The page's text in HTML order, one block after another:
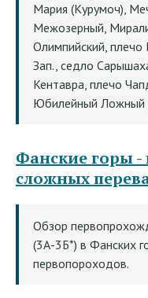
Мария (Курумоч),
Межозерный,
Олимпийский,
Зап., седло
Кентавра, плечо
Юбилейный Ложный
Фанские горы
сложных
Обзор
(3А-3Б*) в Фанских
первопороходов.